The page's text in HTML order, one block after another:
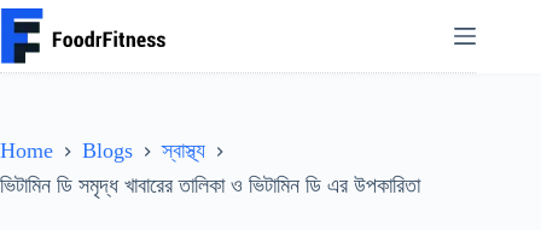
Skip
to
content
Home Blogs
স্বাস্থ্য
ভিটামিন ডি সমৃদ্ধ খাবারের তালিকা ও ভিটামিন ডি এর উপকারিতা